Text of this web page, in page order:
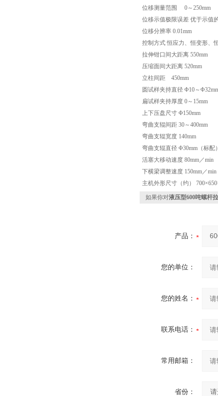
位移测量范围 0～250mm
位移示值极限误差 优于示值
位移分辨率 0.01mm
控制方式 恒应力、恒变形、
拉伸钳口间大距离 550mm
压缩面间大距离 520mm
立柱间距 450mm
圆试样夹持直径 Φ10～
扁试样夹持厚度 0～15mm
上下压盘尺寸 Φ150mm
弯曲支辊间距 30～400mm
弯曲支辊宽度 140mm
弯曲支辊直径 Φ30mm（标配
活塞大移动速度 80mm／min
下横梁调整速度 150mm／min
主机外形尺寸（约）
如果你对液压型600吨螺杆
产品：
您的单位：
您的姓名：
联系电话：
常用邮箱：
省份：